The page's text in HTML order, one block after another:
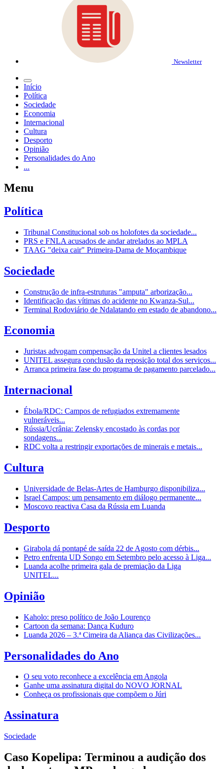
Newsletter
Início
Política
Sociedade
Economia
Internacional
Cultura
Desporto
Opinião
Personalidades do Ano
...
Menu
Política
Tribunal Constitucional sob os holofotes da sociedade...
PRS e FNLA acusados de andar atrelados ao MPLA
TAAG "deixa cair" Primeira-Dama de Moçambique
Sociedade
Construção de infra-estruturas "amputa" arborização...
Identificação das vítimas do acidente no Kwanza-Sul...
Terminal Rodoviário de Ndalatando em estado de abandono...
Economia
Juristas advogam compensação da Unitel a clientes lesados
UNITEL assegura conclusão da reposição total dos serviços...
Arranca primeira fase do programa de pagamento parcelado...
Internacional
Ébola/RDC: Campos de refugiados extremamente
vulneráveis...
Rússia/Ucrânia: Zelensky encostado às cordas por
sondagens...
RDC volta a restringir exportações de minerais e metais...
Cultura
Universidade de Belas-Artes de Hamburgo disponibiliza...
Israel Campos: um pensamento em diálogo permanente...
Moscovo reactiva Casa da Rússia em Luanda
Desporto
Girabola dá pontapé de saída 22 de Agosto com dérbis...
Petro enfrenta UD Songo em Setembro pelo acesso à Liga...
Luanda acolhe primeira gala de premiação da Liga
UNITEL...
Opinião
Kaholo: preso político de João Lourenço
Cartoon da semana: Dança Kuduro
Luanda 2026 – 3.ª Cimeira da Aliança das Civilizações...
Personalidades do Ano
O seu voto reconhece a excelência em Angola
Ganhe uma assinatura digital do NOVO JORNAL
Conheça os profissionais que compõem o Júri
Assinatura
Sociedade
Caso Kopelipa: Terminou a audição dos